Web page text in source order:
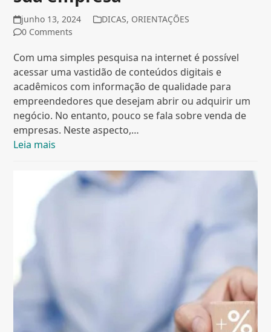
junho 13, 2024 DICAS, ORIENTAÇÕES
0 Comments
Com uma simples pesquisa na internet é possível
acessar uma vastidão de conteúdos digitais e
acadêmicos com informação de qualidade para
empreendedores que desejam abrir ou adquirir um
negócio. No entanto, pouco se fala sobre venda de
empresas. Neste aspecto,…
Leia mais